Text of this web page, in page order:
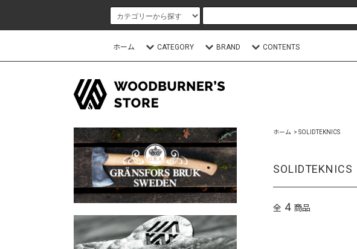
ホーム CATEGORY BRAND CONTENTS
ホーム > SOLIDTEKNICS
SOLIDTEKNICS
全 4 商品